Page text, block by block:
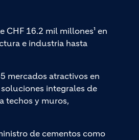
CHF 16.2 mil millones¹ en
e industria hasta
mercados atractivos en
integrales de
techos y muros,
de cementos como